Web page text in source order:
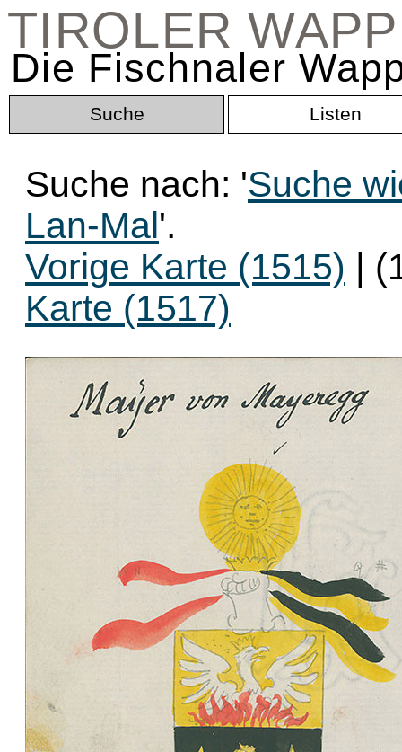
TIROLER
Die Fischnaler
Suche Listen
Suche nach: 'Suche
Lan-Mal'.
Vorige Karte (1515) |
Karte (1517)